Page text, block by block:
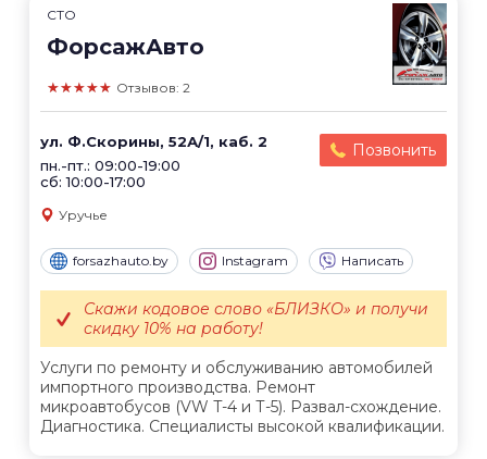
СТО
ФорсажАвто
★★★★★ Отзывов: 2
ул. Ф.Скорины, 52А/1, каб. 2
пн.-пт.: 09:00-19:00
сб: 10:00-17:00
Позвонить
Уручье
forsazhauto.by Instagram Написать
Услуги по ремонту и обслуживанию автомобилей
импортного производства. Ремонт
микроавтобусов (VW T-4 и Т-5). Развал-схождение.
Диагностика. Специалисты высокой квалификации.
Скажи кодовое слово «БЛИЗКО» и получи
скидку 10% на работу!